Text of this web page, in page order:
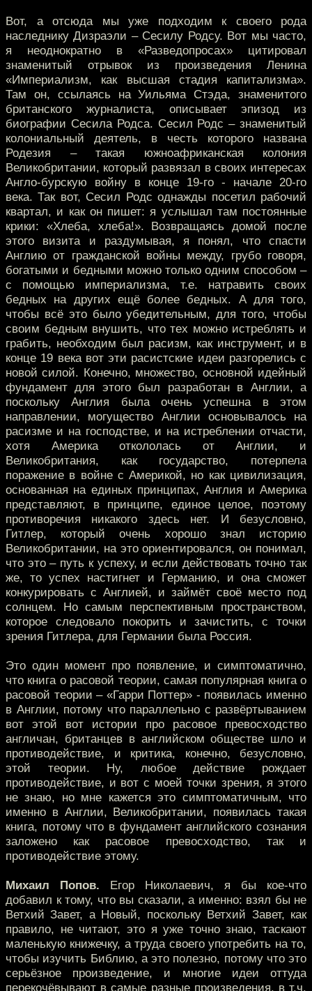
Вот, а отсюда мы уже подходим к своего рода
наследнику Дизраэли – Сесилу Родсу. Вот мы часто,
я неоднократно в «Разведопросах» цитировал
знаменитый отрывок из произведения Ленина
«Империализм, как высшая стадия капитализма».
Там он, ссылаясь на Уильяма Стэда, знаменитого
британского журналиста, описывает эпизод из
биографии Сесила Родса. Сесил Родс – знаменитый
колониальный деятель, в честь которого названа
Родезия – такая южноафриканская колония
Великобритании, который развязал в своих интересах
Англо-бурскую войну в конце 19-го - начале 20-го
века. Так вот, Сесил Родс однажды посетил рабочий
квартал, и как он пишет: я услышал там постоянные
крики: «Хлеба, хлеба!». Возвращаясь домой после
этого визита и раздумывая, я понял, что спасти
Англию от гражданской войны между, грубо говоря,
богатыми и бедными можно только одним способом –
с помощью империализма, т.е. натравить своих
бедных на других ещё более бедных. А для того,
чтобы всё это было убедительным, для того, чтобы
своим бедным внушить, что тех можно истреблять и
грабить, необходим был расизм, как инструмент, и в
конце 19 века вот эти расистские идеи разгорелись с
новой силой. Конечно, множество, основной идейный
фундамент для этого был разработан в Англии, а
поскольку Англия была очень успешна в этом
направлении, могущество Англии основывалось на
расизме и на господстве, и на истреблении отчасти,
хотя Америка откололась от Англии, и
Великобритания, как государство, потерпела
поражение в войне с Америкой, но как цивилизация,
основанная на единых принципах, Англия и Америка
представляют, в принципе, единое целое, поэтому
противоречия никакого здесь нет. И безусловно,
Гитлер, который очень хорошо знал историю
Великобритании, на это ориентировался, он понимал,
что это – путь к успеху, и если действовать точно так
же, то успех настигнет и Германию, и она сможет
конкурировать с Англией, и займёт своё место под
солнцем. Но самым перспективным пространством,
которое следовало покорить и зачистить, с точки
зрения Гитлера, для Германии была Россия.
Это один момент про появление, и симптоматично,
что книга о расовой теории, самая популярная книга о
расовой теории – «Гарри Поттер» - появилась именно
в Англии, потому что параллельно с развёртыванием
вот этой вот истории про расовое превосходство
англичан, британцев в английском обществе шло и
противодействие, и критика, конечно, безусловно,
этой теории. Ну, любое действие рождает
противодействие, и вот с моей точки зрения, я этого
не знаю, но мне кажется это симптоматичным, что
именно в Англии, Великобритании, появилась такая
книга, потому что в фундамент английского сознания
заложено как расовое превосходство, так и
противодействие этому.
Михаил Попов. Егор Николаевич, я бы кое-что
добавил к тому, что вы сказали, а именно: взял бы не
Ветхий Завет, а Новый, поскольку Ветхий Завет, как
правило, не читают, это я уже точно знаю, таскают
маленькую книжечку, а труда своего употребить на то,
чтобы изучить Библию, а это полезно, потому что это
серьёзное произведение, и многие идеи оттуда
перекочёвывают в самые разные произведения, в т.ч.